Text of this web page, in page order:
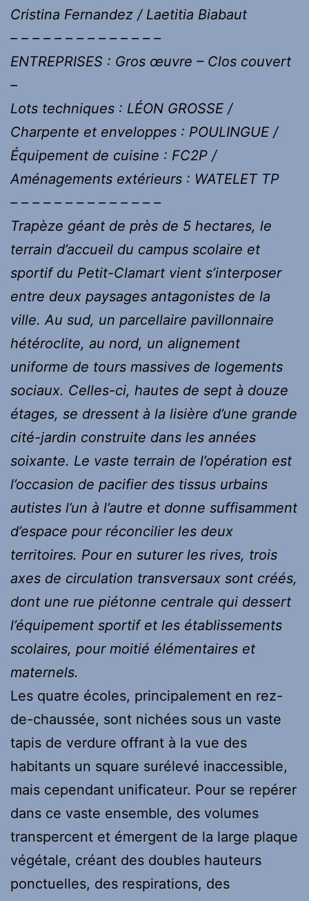
Cristina Fernandez / Laetitia Biabaut
– – – – – – – – – – – – – –
ENTREPRISES : Gros œuvre – Clos couvert
–
Lots techniques : LÉON GROSSE /
Charpente et enveloppes : POULINGUE /
Équipement de cuisine : FC2P /
Aménagements extérieurs : WATELET TP
– – – – – – – – – – – – – –
Trapèze géant de près de 5 hectares, le
terrain d’accueil du campus scolaire et
sportif du Petit-Clamart vient s’interposer
entre deux paysages antagonistes de la
ville. Au sud, un parcellaire pavillonnaire
hétéroclite, au nord, un alignement
uniforme de tours massives de logements
sociaux. Celles-ci, hautes de sept à douze
étages, se dressent à la lisière d’une grande
cité-jardin construite dans les années
soixante. Le vaste terrain de l’opération est
l’occasion de pacifier des tissus urbains
autistes l’un à l’autre et donne suffisamment
d’espace pour réconcilier les deux
territoires. Pour en suturer les rives, trois
axes de circulation transversaux sont créés,
dont une rue piétonne centrale qui dessert
l’équipement sportif et les établissements
scolaires, pour moitié élémentaires et
maternels.
Les quatre écoles, principalement en rez-
de-chaussée, sont nichées sous un vaste
tapis de verdure offrant à la vue des
habitants un square surélevé inaccessible,
mais cependant unificateur. Pour se repérer
dans ce vaste ensemble, des volumes
transpercent et émergent de la large plaque
végétale, créant des doubles hauteurs
ponctuelles, des respirations, des